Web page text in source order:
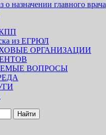
о назначении главного врача
из ЕГРЮЛ
ОРГАНИЗАЦИИ
ВОПРОСЫ
Найти